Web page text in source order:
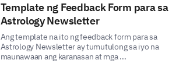
Template ng Feedback Form para sa
Astrology Newsletter
Ang template na ito ng feedback form para sa
Astrology Newsletter ay tumutulong sa iyo na
maunawaan ang karanasan at mga ...